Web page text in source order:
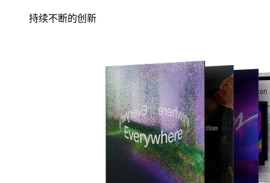
持续不断的创新